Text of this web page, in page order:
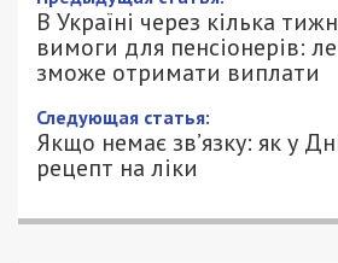
вимоги для пенсіонерів:
не зможе отримати
15/12/2023 - 12:02
ПЕТРО ЩУКІН -
49000.COM.UA